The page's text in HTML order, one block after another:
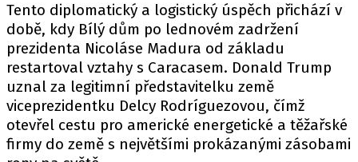
Tento diplomatický a logistický úspěch přichází v
době, kdy Bílý dům po lednovém zadržení
prezidenta Nicoláse Madura od základu
restartoval vztahy s Caracasem. Donald Trump
uznal za legitimní představitelku země
viceprezidentku Delcy Rodríguezovou, čímž
otevřel cestu pro americké energetické a těžařské
firmy do země s největšími prokázanými zásobami